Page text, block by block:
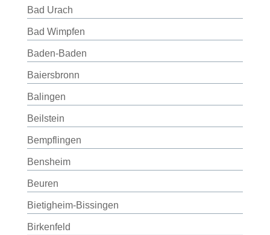
Bad Urach
Bad Wimpfen
Baden-Baden
Baiersbronn
Balingen
Beilstein
Bempflingen
Bensheim
Beuren
Bietigheim-Bissingen
Birkenfeld